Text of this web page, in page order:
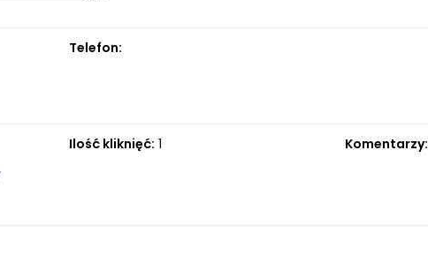
Telefon:
Ilość kliknięć: 1 Komentarzy: